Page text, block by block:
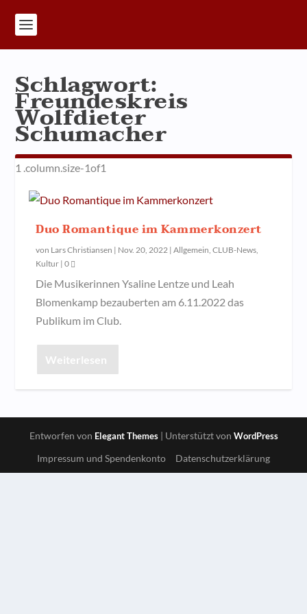
Schlagwort:
Freundeskreis
Wolfdieter
Schumacher
Duo Romantique im Kammerkonzert
von Lars Christiansen | Nov. 20, 2022 |Allgemein,CLUB-News,
Kultur |0
Die Musikerinnen Ysaline Lentze und Leah
Blomenkamp bezauberten am 6.11.2022 das
Publikum im Club.
Weiterlesen
Entworfen von Elegant Themes| Unterstützt von WordPress
Impressum und Spendenkonto Datenschutzerklärung